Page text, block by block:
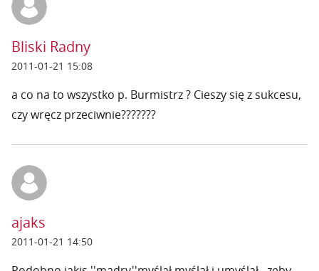
Bliski Radny
2011-01-21 15:08
a co na to wszystko p. Burmistrz ? Cieszy się z sukcesu,
czy wręcz przeciwnie???????
ajaks
2011-01-21 14:50